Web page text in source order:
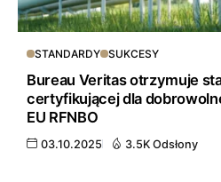
STANDARDY SUKCESY
Bureau Veritas otrzymuje
certyfikującej dla
EU RFNBO
03.10.2025 3.5K Odsłony